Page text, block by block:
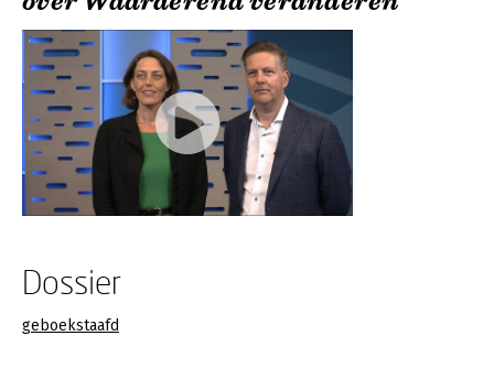
Dossier
geboekstaafd